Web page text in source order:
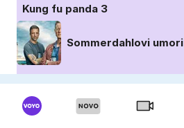
Kung fu panda 3
Sommerdahlovi umori
Survivor: Hrvaška